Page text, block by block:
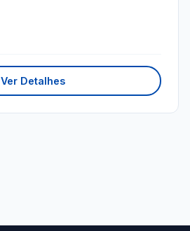
Ver Detalhes